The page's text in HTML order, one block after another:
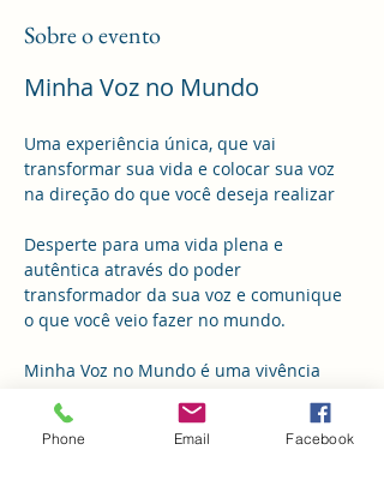
Sobre o evento
Minha Voz no Mundo
Uma experiência única, que vai
transformar sua vida e colocar sua voz
na direção do que você deseja realizar
Desperte para uma vida plena e
autêntica através do poder
transformador da sua voz e comunique
o que você veio fazer no mundo.
Minha Voz no Mundo é uma vivência
canto como ferramentas terapêuticas
para acessar memórias e bloqueios que
Phone Email Facebook